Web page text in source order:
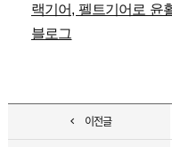
랙기어, 펠트기어로 윤
블로그
이전글